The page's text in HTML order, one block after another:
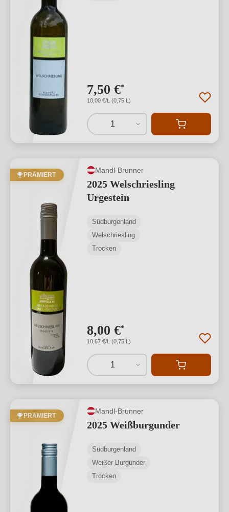
7,50 €*
10,00 €/L (0,75 L)
1
PRÄMIERT
Mandl-Brunner
2025 Welschriesling
Urgestein
Südburgenland
Welschriesling
Trocken
8,00 €*
10,67 €/L (0,75 L)
1
PRÄMIERT
Mandl-Brunner
2025 Weißburgunder
Südburgenland
Weißer Burgunder
Trocken